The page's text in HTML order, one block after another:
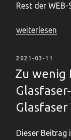
Rest der
„Mögliche
Adaptern
bei
unzureichender
weiterlesen
AM
2021-03-11
Zu wenig
Glasfaser
Dieser Beitrag